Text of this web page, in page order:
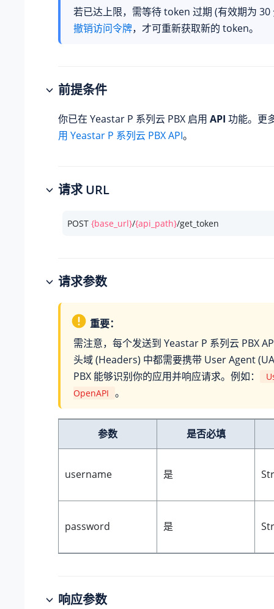
若已达上限，需等待 token 过期 (有效期为 30
撤销访问令牌，才可重新获取新的 token。
前提条件
你已在 Yeastar P 系列云 PBX 启用 API 功能。更
用 Yeastar P 系列云 PBX API。
请求 URL
POST {base_url}/{api_path}/get_token
请求参数
重要：
需注意，每个发送到 Yeastar P 系列云 PBX
头域 (Headers) 中都需要携带 User Agent
PBX 能够识别你的应用并响应请求。例如：
OpenAPI 。
参数 是否必填
username 是
password 是
响应参数